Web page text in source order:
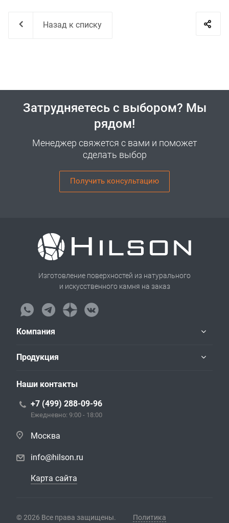
Назад к списку
Затрудняетесь с выбором? Мы
рядом!
Менеджер свяжется с вами и поможет
сделать выбор
Получить консультацию
Изготовление поверхностей из натурального
и искусственного камня на заказ
Компания
Продукция
Наши контакты
+7 (499) 288-09-96
Ежедневно: 9:00 - 18:00
Москва
info@hilson.ru
Карта сайта
© 2026 Все права защищены.
Политика